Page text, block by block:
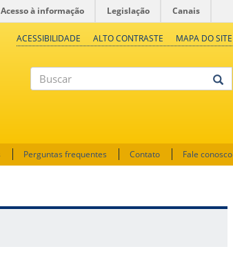
Acesso à informação Legislação Canais
ACESSIBILIDADE ALTO CONTRASTE MAPA DO SITE
Perguntas frequentes Contato Fale conosco